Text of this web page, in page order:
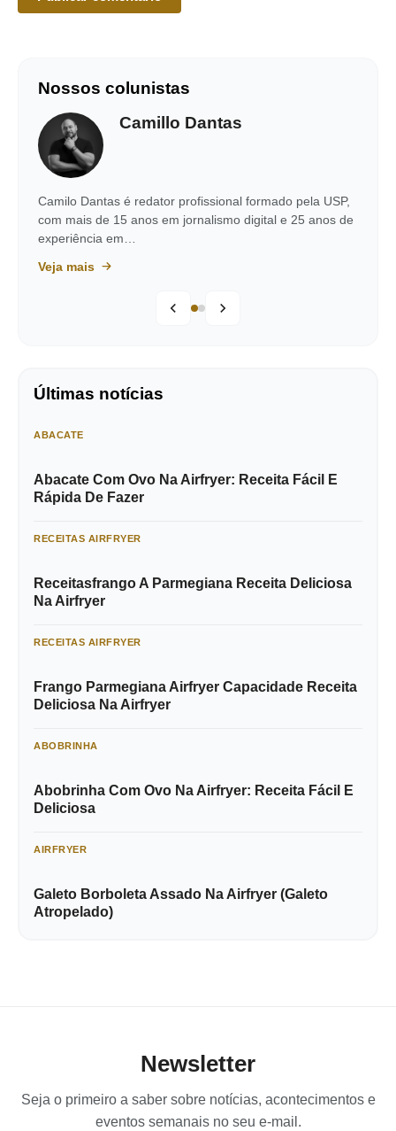
Nossos colunistas
Camillo Dantas
Camilo Dantas é redator profissional formado pela USP,
com mais de 15 anos em jornalismo digital e 25 anos de
experiência em…
Veja mais
Últimas notícias
ABACATE
Abacate Com Ovo Na Airfryer: Receita Fácil E
Rápida De Fazer
RECEITAS AIRFRYER
Receitasfrango A Parmegiana Receita Deliciosa
Na Airfryer
RECEITAS AIRFRYER
Frango Parmegiana Airfryer Capacidade Receita
Deliciosa Na Airfryer
ABOBRINHA
Abobrinha Com Ovo Na Airfryer: Receita Fácil E
Deliciosa
AIRFRYER
Galeto Borboleta Assado Na Airfryer (Galeto
Atropelado)
Newsletter
Seja o primeiro a saber sobre notícias, acontecimentos e
eventos semanais no seu e-mail.